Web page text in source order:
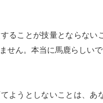
ることが技量とならない
せん。本当に馬鹿らしいで
ようとしないことは、あ